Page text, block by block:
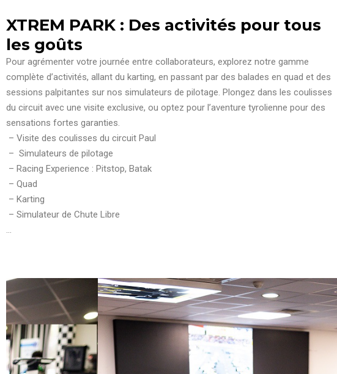
XTREM PARK : Des activités pour tous
les goûts
Pour agrémenter votre journée entre collaborateurs, explorez notre gamme
complète d’activités, allant du karting, en passant par des balades en quad et des
sessions palpitantes sur nos simulateurs de pilotage. Plongez dans les coulisses
du circuit avec une visite exclusive, ou optez pour l’aventure tyrolienne pour des
sensations fortes garanties.
– Visite des coulisses du circuit Paul
– Simulateurs de pilotage
– Racing Experience : Pitstop, Batak
– Quad
– Karting
– Simulateur de Chute Libre
…